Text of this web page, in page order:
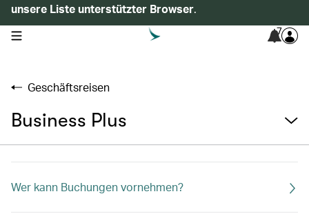
unsere Liste unterstützter Browser.
open navigation menu 7
Geschäftsreisen
Business Plus
Wer kann Buchungen vornehmen?